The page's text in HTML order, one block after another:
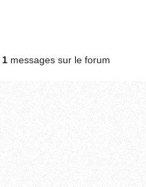
1 messages sur le forum